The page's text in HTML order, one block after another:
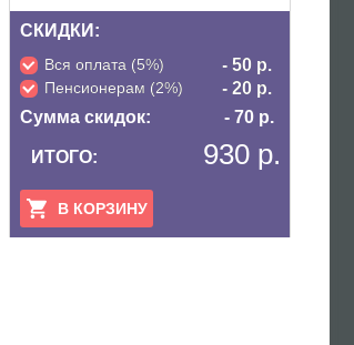
СКИДКИ:
Вся оплата (5%) - 50 р.
Пенсионерам (2%)
- 20 р.
Сумма скидок:
- 70 р.
ИТОГО: 930 р.
В КОРЗИНУ